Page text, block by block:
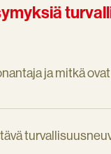
ja mitkä